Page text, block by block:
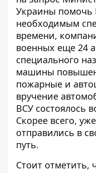
Украины помочь
необходимым
времени,
военных еще 24
специального
машины
пожарные и
вручение
ВСУ состоялось
Скорее всего,
отправились в
путь.
Стоит отметить,